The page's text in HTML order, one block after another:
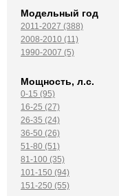
Модельный год
2011-2027 (388)
2008-2010 (11)
1990-2007 (5)
Мощность, л.с.
0-15 (95)
16-25 (27)
26-35 (24)
36-50 (26)
51-80 (51)
81-100 (35)
101-150 (94)
151-250 (55)